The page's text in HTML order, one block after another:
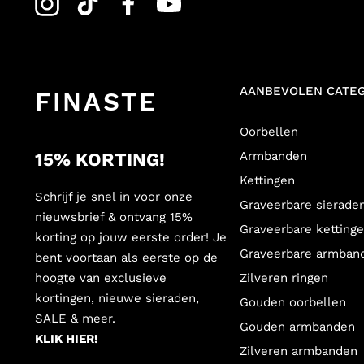
atelier meteen aan de slag met het graveren van jouw sieraad!
Eindeloos combineren met
De birthstone sieraden zijn natuurlijk hét accessoire dat niet
mee combineren!
Mix & match de geboortesteen armbanden bijvoorbeeld met
kettingen met hangervoor een minimalistische look! It’s up to
voor een lovely look!
Sieraad geboortesteen cadeau
Wil jij een sieraad geboortesteen cadeau geven? Super goed
FINASTE
15% KORTING!
Schrijf je snel in voor onze
nieuwsbrief & ontvang 15%
korting op jouw eerste order! Je
bent voortaan als eerste op de
hoogte van exclusieve
kortingen, nieuwe sieraden,
SALE & meer.
KLIK HIER!
AANBEVOLEN
Oorbellen
Armbanden
Kettingen
Graveerbare
Graveerbare
Graveerbare
Zilveren ringen
Gouden oorbellen
Gouden armbanden
Zilveren armbanden